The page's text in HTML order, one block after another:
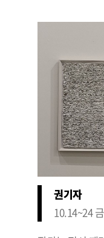
권기자
10.14~24